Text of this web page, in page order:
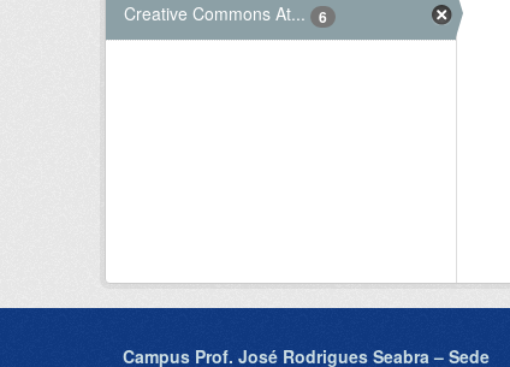
Creative Commons At...
6
Campus Prof. José Rodrigues Seabra – Sede